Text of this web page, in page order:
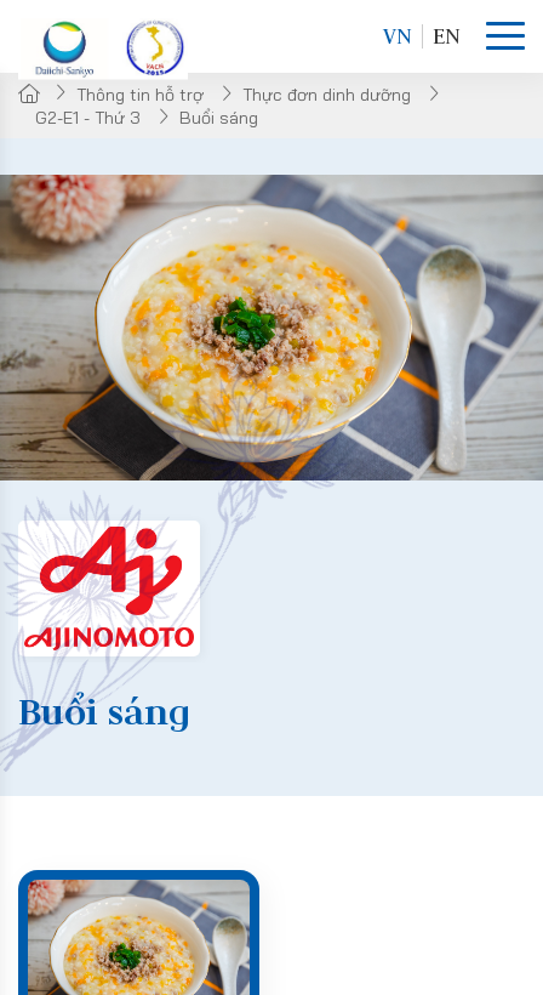
VN EN
Thông tin hỗ trợ
Thực đơn dinh dưỡng
G2-E1 - Thứ 3
Buổi sáng
Buổi sáng